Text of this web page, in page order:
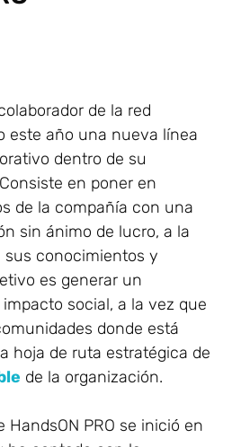
de la red
este año una nueva línea
dentro de su
en poner en
de la compañía con una
sin ánimo de lucro, a la
conocimientos y
es generar un
social, a la vez que
donde está
hoja de ruta estratégica de
de la organización.
HandsON PRO se inició en